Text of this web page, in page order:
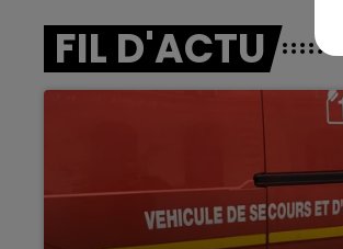
FIL D'ACTU